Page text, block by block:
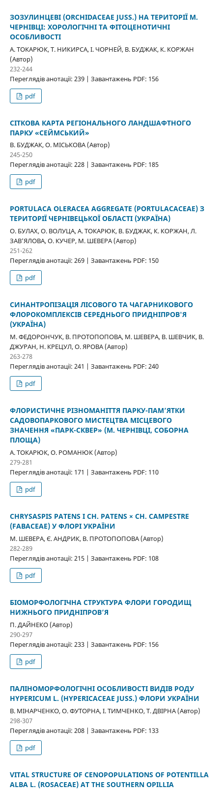
ЗОЗУЛИНЦЕВІ (ORCHIDACEAE JUSS.) НА ТЕРИТОРІЇ М.
ЧЕРНІВЦІ: ХОРОЛОГІЧНІ ТА ФІТОЦЕНОТИЧНІ
ОСОБЛИВОСТІ
А. ТОКАРЮК, Т. НИКИРСА, І. ЧОРНЕЙ, В. БУДЖАК, К. КОРЖАН
(Автор)
232-244
Переглядів анотації: 239 | Завантажень PDF: 156
pdf
СІТКОВА КАРТА РЕГІОНАЛЬНОГО ЛАНДШАФТНОГО
ПАРКУ «СЕЙМСЬКИЙ»
В. БУДЖАК, О. МІСЬКОВА (Автор)
245-250
Переглядів анотації: 228 | Завантажень PDF: 185
pdf
PORTULACA OLERACEA AGGREGATE (PORTULACACEAE) З
ТЕРИТОРІЇ ЧЕРНІВЕЦЬКОЇ ОБЛАСТІ (УКРАЇНА)
О. БУЛАХ, О. ВОЛУЦА, А. ТОКАРЮК, В. БУДЖАК, К. КОРЖАН, Л.
ЗАВ’ЯЛОВА, О. КУЧЕР, М. ШЕВЕРА (Автор)
251-262
Переглядів анотації: 269 | Завантажень PDF: 150
pdf
СИНАНТРОПІЗАЦІЯ ЛІСОВОГО ТА ЧАГАРНИКОВОГО
ФЛОРОКОМПЛЕКСІВ СЕРЕДНЬОГО ПРИДНІПРОВ'Я
(УКРАЇНА)
М. ФЕДОРОНЧУК, В. ПРОТОПОПОВА, М. ШЕВЕРА, В. ШЕВЧИК, В.
ДЖУРАН, Н. КРЕЦУЛ, О. ЯРОВА (Автор)
263-278
Переглядів анотації: 241 | Завантажень PDF: 240
pdf
ФЛОРИСТИЧНЕ РІЗНОМАНІТТЯ ПАРКУ-ПАМ’ЯТКИ
САДОВОПАРКОВОГО МИСТЕЦТВА МІСЦЕВОГО
ЗНАЧЕННЯ «ПАРК-СКВЕР» (М. ЧЕРНІВЦІ, СОБОРНА
ПЛОЩА)
А. ТОКАРЮК, О. РОМАНЮК (Автор)
279-281
Переглядів анотації: 171 | Завантажень PDF: 110
pdf
СHRYSASPIS PATENS І СH. PATENS × СH. CAMPESTRE
(FABACEAE) У ФЛОРІ УКРАЇНИ
М. ШЕВЕРА, Є. АНДРИК, В. ПРОТОПОПОВА (Автор)
282-289
Переглядів анотації: 215 | Завантажень PDF: 108
pdf
БІОМОРФОЛОГІЧНА СТРУКТУРА ФЛОРИ ГОРОДИЩ
НИЖНЬОГО ПРИДНІПРОВ’Я
П. ДАЙНЕКО (Автор)
290-297
Переглядів анотації: 233 | Завантажень PDF: 156
pdf
ПАЛІНОМОРФОЛОГІЧНІ ОСОБЛИВОСТІ ВИДІВ РОДУ
HYPERICUM L. (HYPERICACEAE JUSS.) ФЛОРИ УКРАЇНИ
В. МІНАРЧЕНКО, О. ФУТОРНА, І. ТИМЧЕНКО, Т. ДВІРНА (Автор)
298-307
Переглядів анотації: 208 | Завантажень PDF: 133
pdf
VITAL STRUCTURE OF CENOPOPULATIONS OF POTENTILLA
ALBA L. (ROSACEAE) AT THE SOUTHERN OPILLIA